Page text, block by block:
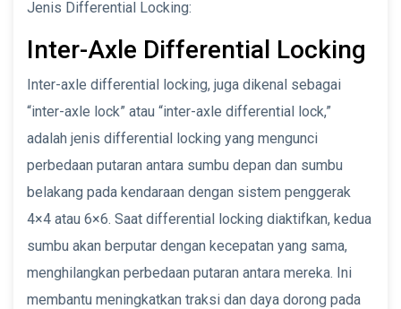
Jenis Differential Locking:
Inter-Axle Differential Locking
Inter-axle differential locking, juga dikenal sebagai
“inter-axle lock” atau “inter-axle differential lock,”
adalah jenis differential locking yang mengunci
perbedaan putaran antara sumbu depan dan sumbu
belakang pada kendaraan dengan sistem penggerak
4×4 atau 6×6. Saat differential locking diaktifkan, kedua
sumbu akan berputar dengan kecepatan yang sama,
menghilangkan perbedaan putaran antara mereka. Ini
membantu meningkatkan traksi dan daya dorong pada